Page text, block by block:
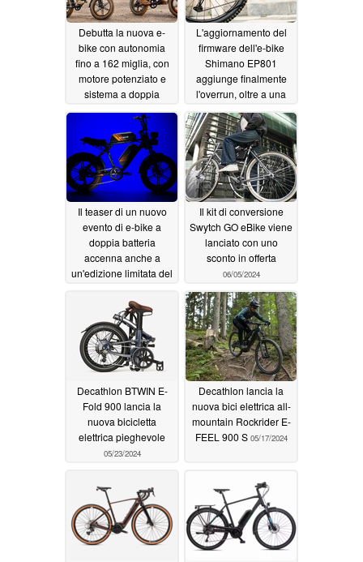
Debutta la nuova e-
bike con autonomia
fino a 162 miglia, con
motore potenziato e
sistema a doppia
07/02/2024
L'aggiornamento del
firmware dell'e-bike
Shimano EP801
aggiunge finalmente
l'overrun, oltre a una
spinta e a una
maggiore
personalizzazione
06/29/2024
Il teaser di un nuovo
evento di e-bike a
doppia batteria
accenna anche a
un'edizione limitata del
06/29/2024
Il kit di conversione
Swytch GO eBike viene
lanciato con uno
sconto in offerta
06/05/2024
Decathlon BTWIN E-
Fold 900 lancia la
nuova bicicletta
elettrica pieghevole
05/23/2024
Decathlon lancia la
nuova bici elettrica all-
mountain Rockrider E-
FEEL 900 S 05/17/2024